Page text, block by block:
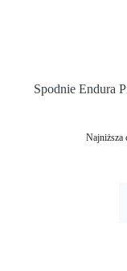
Spodnie Endura
Najniższa